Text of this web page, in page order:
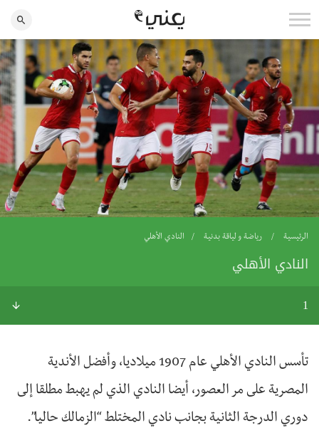
الرئيسية رياضة و لياقة بدنية النادي الأهلي
النادي الأهلي
1
تأسس النادي الأهلي عام 1907 ميلاديا، وأفضل الأندية
المصرية على مر العصور، أيضا النادي الذي لم يهبط مطلقا إلى
دوري الدرجة الثانية بجانب نادي المختلط “الزمالك حاليا”.